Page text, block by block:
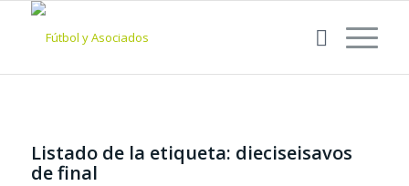
Listado de la etiqueta: dieciseisavos
de final